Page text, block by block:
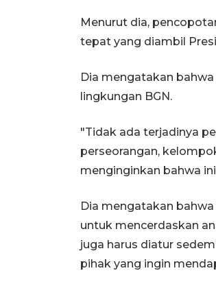
Menurut dia,
tepat yang diambil
Dia mengatakan
lingkungan BGN.
"Tidak ada terjadinya
perseorangan,
menginginkan bahwa
Dia mengatakan
untuk mencerdaskan
juga harus diatur
pihak yang ingin